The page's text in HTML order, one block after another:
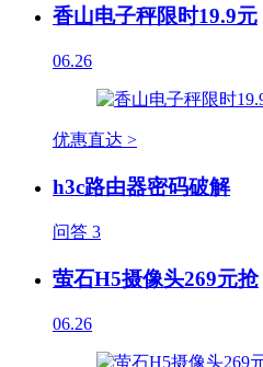
香山电子秤限时19.9元
06.26
优惠直达 >
h3c路由器密码破解
问答 3
萤石H5摄像头269元抢
06.26